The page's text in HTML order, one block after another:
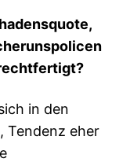
in den
Tendenz eher